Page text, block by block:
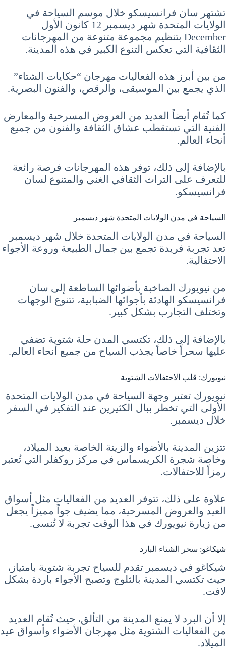
تشتهر سان فرانسيسكو خلال موسم السياحة في
الولايات المتحدة شهر ديسمبر 12 كانون الأول
December بتنظيم مجموعة متنوعة من المهرجانات
الثقافية التي تعكس التنوع الكبير في هذه المدينة.
من بين أبرز هذه الفعاليات مهرجان “حكايات الشتاء”
الذي يجمع بين الموسيقى، والرقص، والفنون البصرية.
كما تُقام أيضاً العديد من العروض المسرحية والمعارض
الفنية التي تستقطب عشاق الثقافة والفنون من جميع
أنحاء العالم.
بالإضافة إلى ذلك، توفر هذه المهرجانات فرصة رائعة
للتعرف على التراث الثقافي الغني والمتنوع لسان
فرانسيسكو.
السياحة في مدن الولايات المتحدة شهر ديسمبر
السياحة في مدن الولايات المتحدة خلال شهر ديسمبر
تعد تجربة فريدة تجمع بين جمال الطبيعة وروعة الأجواء
الاحتفالية.
من نيويورك الصاخبة بأضوائها الساطعة إلى سان
فرانسيسكو الهادئة بأجوائها الضبابية، تتنوع الوجهات
وتختلف التجارب بشكل كبير.
بالإضافة إلى ذلك، تكتسي المدن حلة شتوية تضفي
عليها سحراً خاصاً يجذب السياح من جميع أنحاء العالم.
نيويورك: قلب الاحتفالات الشتوية
نيويورك تعتبر وجهة السياحة في مدن الولايات المتحدة
الأولى التي تخطر ببال الكثيرين عند التفكير في السفر
خلال ديسمبر.
تتزين المدينة بالأضواء والزينة الخاصة بعيد الميلاد،
وخاصة شجرة الكريسماس في مركز روكفلر التي تُعتبر
رمزاً للاحتفالات.
علاوة على ذلك، تتوفر العديد من الفعاليات مثل أسواق
العيد والعروض المسرحية، مما يضيف جواً مميزاً يجعل
من زيارة نيويورك في هذا الوقت تجربة لا تُنسى.
شيكاغو: سحر الشتاء البارد
شيكاغو في ديسمبر تقدم للسياح تجربة شتوية بامتياز،
حيث تكتسي المدينة بالثلوج وتصبح الأجواء باردة بشكل
لافت.
إلا أن البرد لا يمنع المدينة من التألق، حيث تُقام العديد
من الفعاليات الشتوية مثل مهرجان الأضواء وأسواق عيد
الميلاد.